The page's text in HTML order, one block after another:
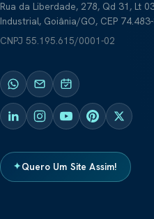
Rua da Liberdade, 278, Qd 31, Lt
Industrial, Goiânia/GO, CEP
CNPJ 55.195.615/0001-02
✦Quero Um Site Assim!